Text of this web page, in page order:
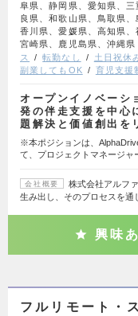
阜県、静岡県、愛知県、
良県、和歌山県、鳥取県
香川県、愛媛県、高知県、
宮崎県、鹿児島県、沖縄県
ス
転勤なし 土日祝休
副業してもOK
育児支援
オープンイノベーシ
発の伴走支援を中心
題解決と価値創出を
※本ポジションは、
て、プロジェクトマネージャ
会社概要
株式会社アルフ
生み出し、そのプロセスを通
興味
フルリモート・